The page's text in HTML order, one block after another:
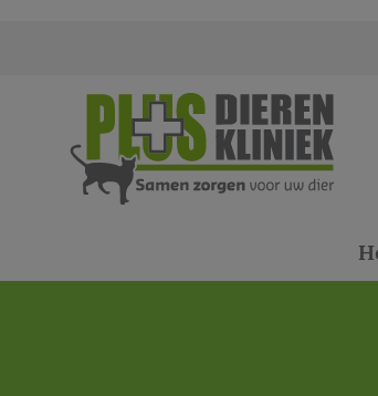
Homepage Plus